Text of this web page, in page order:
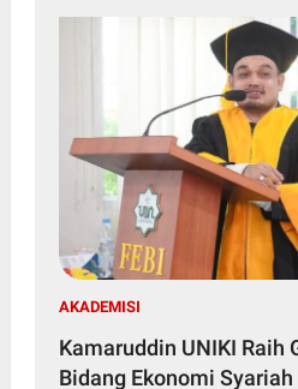
AKADEMISI
Kamaruddin UNIKI Raih
Bidang Ekonomi Syariah